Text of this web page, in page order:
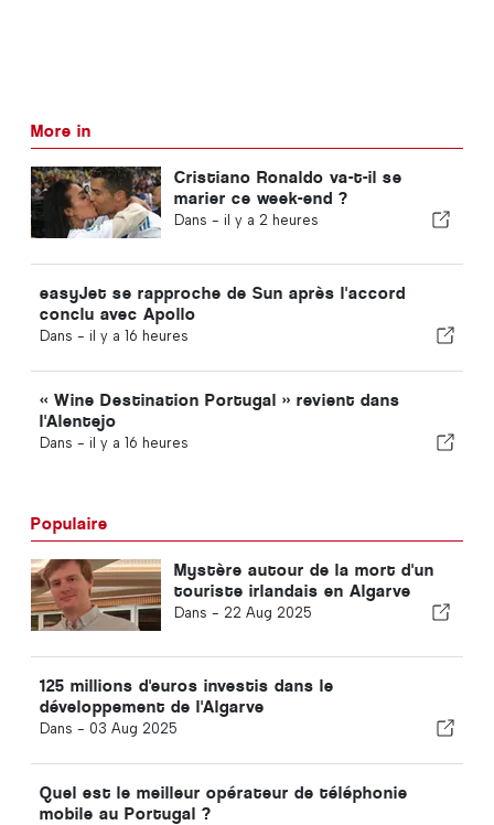
More in
Cristiano Ronaldo va-t-il se
marier ce week-end ?
Dans - il y a 2 heures
easyJet se rapproche de Sun après l'accord
conclu avec Apollo
Dans - il y a 16 heures
« Wine Destination Portugal » revient dans
l'Alentejo
Dans - il y a 16 heures
Populaire
Mystère autour de la mort d'un
touriste irlandais en Algarve
Dans - 22 Aug 2025
125 millions d'euros investis dans le
développement de l'Algarve
Dans - 03 Aug 2025
Quel est le meilleur opérateur de téléphonie
mobile au Portugal ?